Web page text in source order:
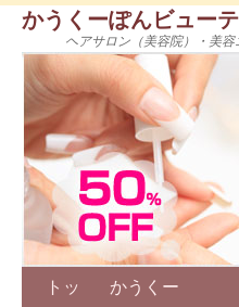
かうくーぽんビュー
ヘアサロン（美容院）・美
トッ かうくー